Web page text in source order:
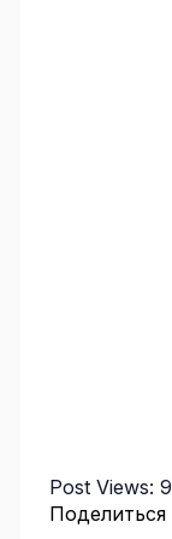
Post Views:
Поделиться